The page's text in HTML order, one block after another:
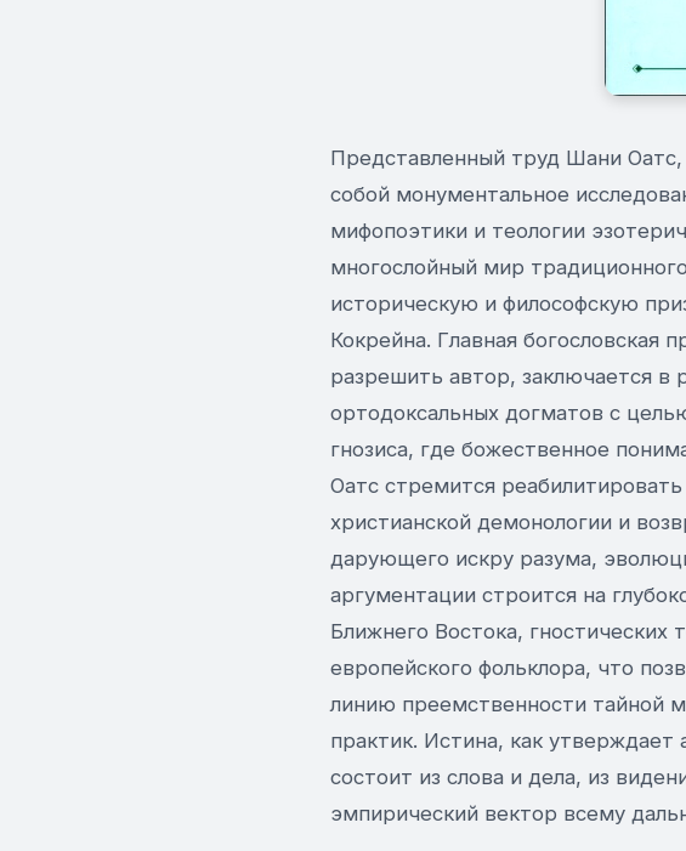
Представленный труд Шани
собой монументальное
мифопоэтики и теологии
многослойный мир
историческую и философскую
Кокрейна. Главная богословская
разрешить автор, заключается в
ортодоксальных догматов с
гнозиса, где божественное
Оатс стремится
христианской демонологии и
дарующего искру разума,
аргументации строится на
Ближнего Востока, гностических
европейского фольклора, что
линию преемственности тайной
практик. Истина, как утверждает
состоит из слова и дела, из
эмпирический вектор всему